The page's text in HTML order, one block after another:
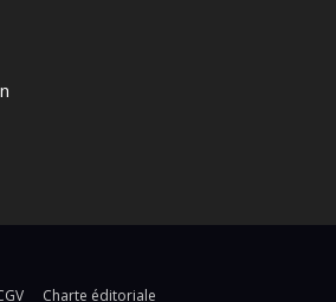
Charte éditoriale